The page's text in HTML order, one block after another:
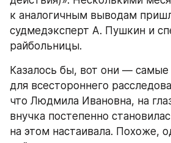
к аналогичным выводам
судмедэксперт А. Пушкин и
райбольницы.
Казалось бы, вот они —
для всестороннего
что Людмила Ивановна, на
внучка постепенно
на этом настаивала. Похоже,